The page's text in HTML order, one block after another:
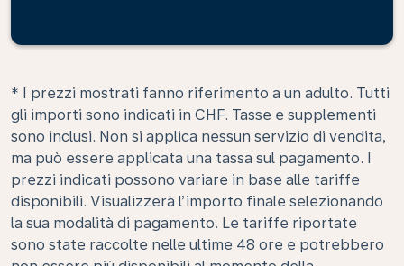
* I prezzi mostrati fanno riferimento a un adulto. Tutti
gli importi sono indicati in CHF. Tasse e supplementi
sono inclusi. Non si applica nessun servizio di vendita,
ma può essere applicata una tassa sul pagamento. I
prezzi indicati possono variare in base alle tariffe
disponibili. Visualizzerà l’importo finale selezionando
la sua modalità di pagamento. Le tariffe riportate
sono state raccolte nelle ultime 48 ore e potrebbero